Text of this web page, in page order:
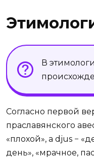
В
Согласно первой
праславянского
«плохой», а djus −
день», «мрачное,